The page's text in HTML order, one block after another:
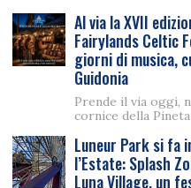
Al via la XVII
Fairylands Celtic
giorni di musica,
Guidonia
Prende il via oggi,
cornice della Pineta
Luneur Park si fa
l’Estate: Splash
Luna Village, un